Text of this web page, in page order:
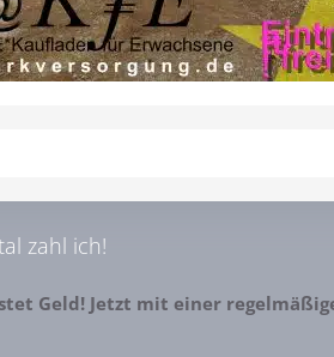
zahl ich!
Geld! Jetzt mit einer